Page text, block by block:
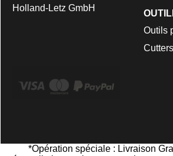
Holland-Letz GmbH
Outils
*Opération spéciale : Livraison